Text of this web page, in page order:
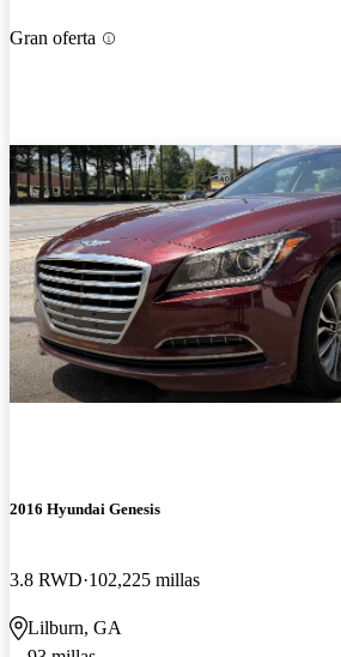
Gran oferta
2016 Hyundai Genesis
3.8 RWD 102,225 millas
Lilburn, GA